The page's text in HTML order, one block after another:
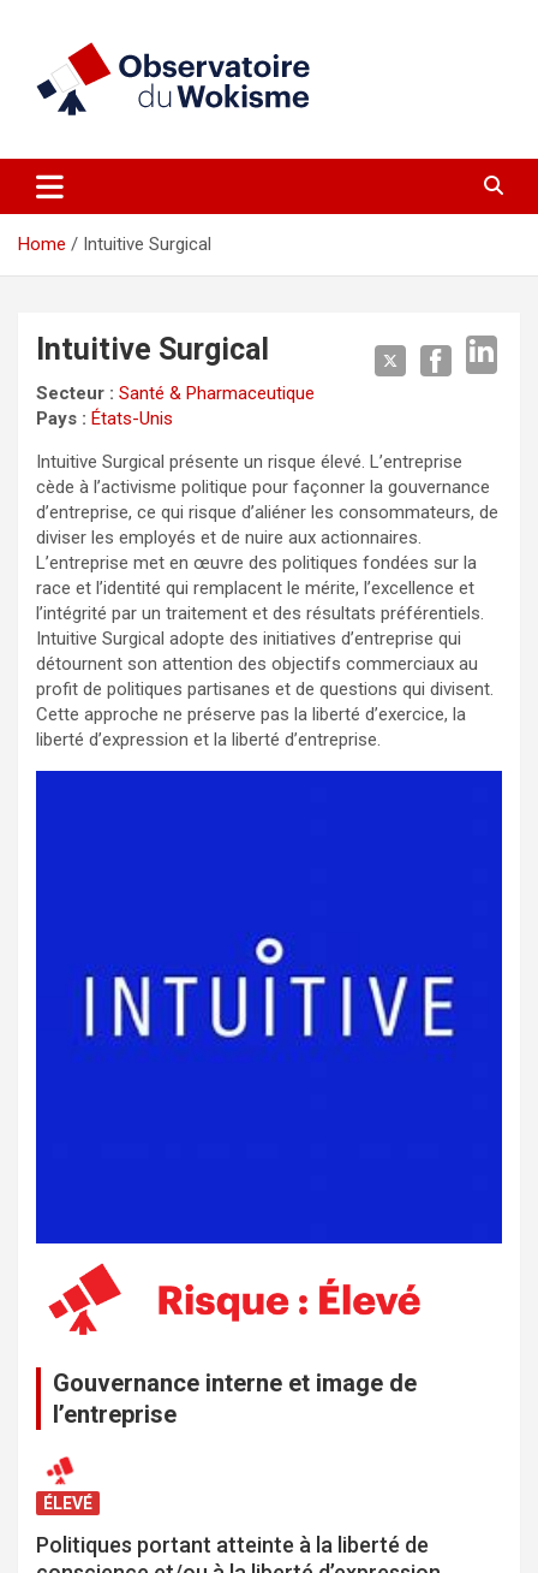
Observatoire du Wokisme
Home Intuitive Surgical
Intuitive Surgical
Secteur : Santé & Pharmaceutique
Pays : États-Unis
Intuitive Surgical présente un risque élevé. L’entreprise
cède à l’activisme politique pour façonner la gouvernance
d’entreprise, ce qui risque d’aliéner les consommateurs, de
diviser les employés et de nuire aux actionnaires.
L’entreprise met en œuvre des politiques fondées sur la
race et l’identité qui remplacent le mérite, l’excellence et
l’intégrité par un traitement et des résultats préférentiels.
Intuitive Surgical adopte des initiatives d’entreprise qui
détournent son attention des objectifs commerciaux au
profit de politiques partisanes et de questions qui divisent.
Cette approche ne préserve pas la liberté d’exercice, la
liberté d’expression et la liberté d’entreprise.
Gouvernance interne et image de
l’entreprise
ÉLEVÉ
Politiques portant atteinte à la liberté de